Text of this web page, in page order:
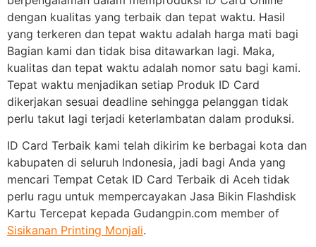
dengan kualitas yang terbaik dan tepat waktu. Hasil
yang terkeren dan tepat waktu adalah harga mati bagi
Bagian kami dan tidak bisa ditawarkan lagi. Maka,
kualitas dan tepat waktu adalah nomor satu bagi kami.
Tepat waktu menjadikan setiap Produk ID Card
dikerjakan sesuai deadline sehingga pelanggan tidak
perlu takut lagi terjadi keterlambatan dalam produksi.
ID Card Terbaik kami telah dikirim ke berbagai kota dan
kabupaten di seluruh Indonesia, jadi bagi Anda yang
mencari Tempat Cetak ID Card Terbaik di Aceh tidak
perlu ragu untuk mempercayakan Jasa Bikin Flashdisk
Kartu Tercepat kepada Gudangpin.com member of
Sisikanan Printing Monjali.